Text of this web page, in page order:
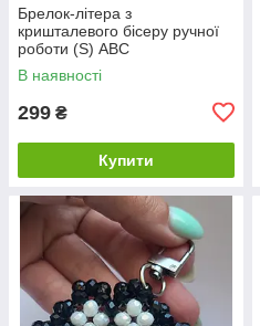
Брелок-літера з
кришталевого бісеру ручної
роботи (S) ABC
В наявності
299 ₴
Купити